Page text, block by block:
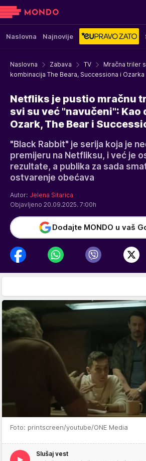
Naslovna Najnovije
Naslovna Zabava TV
Mračna triler
kombinacija The Beara, Successiona i Ozarka
Netfliks je pustio mračnu
svi su već "navučeni": Kao
Ozark, The Bear i
"Black Rabbit" je serija koja je
premijeru na Netfliksu, i već je
rezultate, a publika za sada
ostvarenje obećava
Autor: Jelena Sitarica
Objavljeno 20.09.2025. 7:00h
Dodajte MONDO u vaš
Foto: printscreen/youtube/ONE Media
Slušaj vest